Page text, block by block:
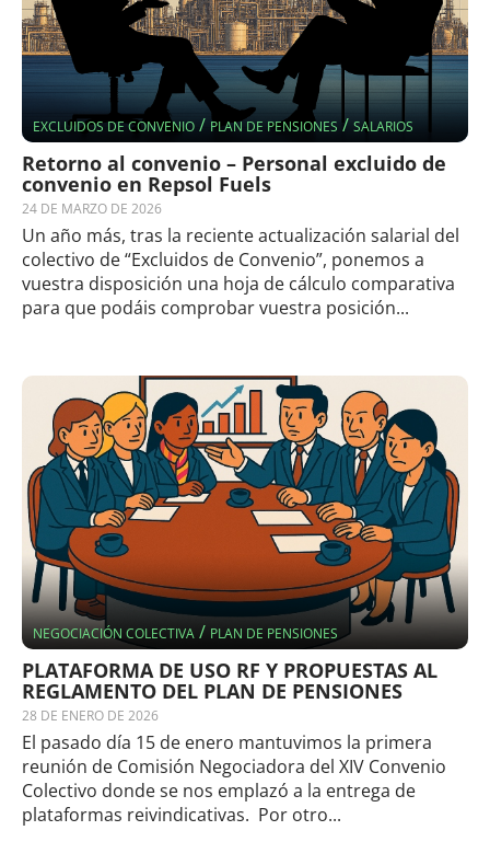
EXCLUIDOS DE CONVENIO / PLAN DE PENSIONES / SALARIOS
Retorno al convenio – Personal excluido de
convenio en Repsol Fuels
24 DE MARZO DE 2026
Un año más, tras la reciente actualización salarial del
colectivo de “Excluidos de Convenio”, ponemos a
vuestra disposición una hoja de cálculo comparativa
para que podáis comprobar vuestra posición...
NEGOCIACIÓN COLECTIVA / PLAN DE PENSIONES
PLATAFORMA DE USO RF Y PROPUESTAS AL
REGLAMENTO DEL PLAN DE PENSIONES
28 DE ENERO DE 2026
El pasado día 15 de enero mantuvimos la primera
reunión de Comisión Negociadora del XIV Convenio
Colectivo donde se nos emplazó a la entrega de
plataformas reivindicativas. Por otro...